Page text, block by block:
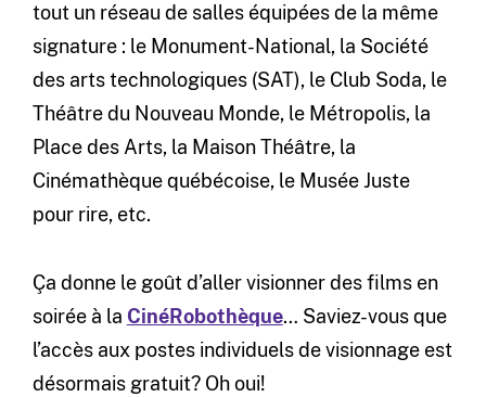
tout un réseau de salles équipées de la même
signature : le Monument-National, la Société
des arts technologiques (SAT), le Club Soda, le
Théâtre du Nouveau Monde, le Métropolis, la
Place des Arts, la Maison Théâtre, la
Cinémathèque québécoise, le Musée Juste
pour rire, etc.
Ça donne le goût d’aller visionner des films en
soirée à la CinéRobothèque… Saviez-vous que
l’accès aux postes individuels de visionnage est
désormais gratuit? Oh oui!